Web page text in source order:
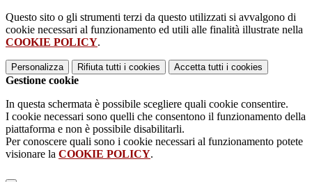
Questo sito o gli strumenti terzi da questo utilizzati si avvalgono di
cookie necessari al funzionamento ed utili alle finalità illustrate nella
COOKIE POLICY.
Personalizza Rifiuta tutti i cookies Accetta tutti i cookies
Gestione cookie
In questa schermata è possibile scegliere quali cookie consentire.
I cookie necessari sono quelli che consentono il funzionamento della
piattaforma e non è possibile disabilitarli.
Per conoscere quali sono i cookie necessari al funzionamento potete
visionare la COOKIE POLICY.